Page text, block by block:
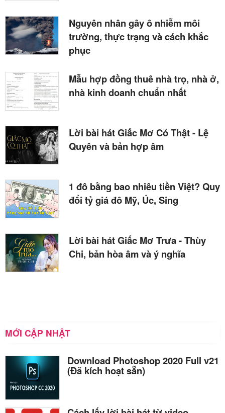
Nguyên nhân gây ô nhiễm môi
trường, thực trạng và cách khắc
phục
Mẫu hợp đồng thuê nhà trọ, nhà ở,
nhà kinh doanh chuẩn nhất
Lời bài hát Giấc Mơ Có Thật - Lệ
Quyên và bản hợp âm
1 đô bằng bao nhiêu tiền Việt? Quy
đổi tỷ giá đô Mỹ, Úc, Sing
Lời bài hát Giấc Mơ Trưa - Thùy
Chi, bản hòa âm và ý nghĩa
MỚI CẬP NHẬT
Download Photoshop 2020 Full v21
(Đã kích hoạt sẵn)